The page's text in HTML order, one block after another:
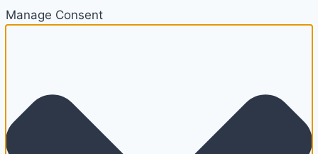
Manage Consent